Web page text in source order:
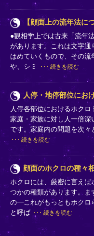
【顔面上の流年法
●観相学上では古来「流年
があります。これは文字通
はめていくもので、その
や、シミ
続きを読む
人停・地停部位にお
人停各部位におけるホク
家庭・家族に対し人一倍深
です。家庭内の問題を次
続きを読む
顔面のホクロの種々
ホクロには、厳密に言えば
つかの種類があります。ま
の―これがもっともホクロ
と呼ば
続きを読む